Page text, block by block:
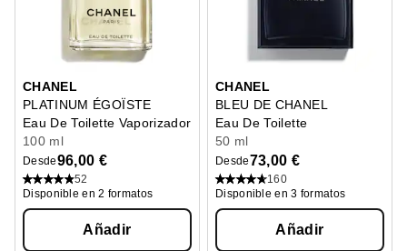
CHANEL
PLATINUM ÉGOÏSTE
Eau De Toilette Vaporizador
100 ml
Desde96,00 €
52
Disponible en 2 formatos
Añadir
CHANEL
BLEU DE CHANEL
Eau De Toilette
50 ml
Desde73,00 €
160
Disponible en 3 formatos
Añadir